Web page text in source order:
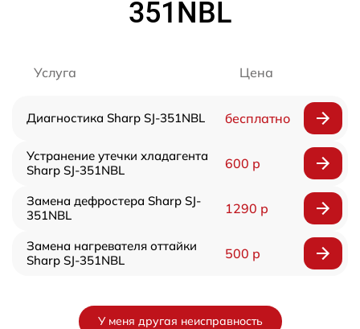
351NBL
Услуга Цена
Диагностика Sharp SJ-351NBL бесплатно
Устранение утечки хладагента
Sharp SJ-351NBL
600 р
Замена дефростера Sharp SJ-
351NBL
1290 р
Замена нагревателя оттайки
Sharp SJ-351NBL
500 р
У меня другая неисправность